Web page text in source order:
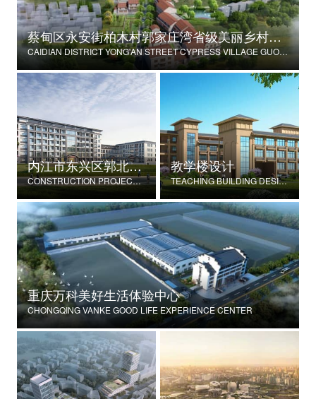
蔡甸区永安街柏木村郭家庄湾省级美丽乡村试点建设项目
CAIDIAN DISTRICT YONG'AN STREET CYPRESS VILLAGE GUOJIAZHUANG BAY PROVINCIAL BEAUTIFUL VILLAGE PILOT CONSTRUCTION PROJECT
内江市东兴区郭北养老服务中心建设项目
CONSTRUCTION PROJECT OF GUOBEI ELDERLY SERVICE CENTER IN DONGXING DISTRICT, NEIJIANG CITY
教学楼设计
TEACHING BUILDING DESIGN
重庆万科美好生活体验中心
CHONGQING VANKE GOOD LIFE EXPERIENCE CENTER